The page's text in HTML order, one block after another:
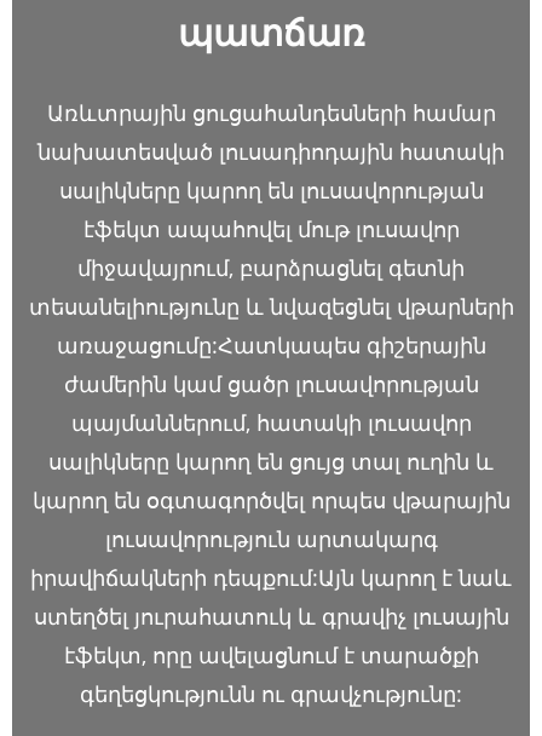
պատճառ
Առևտրային ցուցահանդեսների համար
նախատեսված լուսադիոդային հատակի
սալիկները կարող են լուսավորության
էֆեկտ ապահովել մութ լուսավոր
միջավայրում, բարձրացնել գետնի
տեսանելիությունը և նվազեցնել վթարների
առաջացումը:Հատկապես գիշերային
ժամերին կամ ցածր լուսավորության
պայմաններում, հատակի լուսավոր
սալիկները կարող են ցույց տալ ուղին և
կարող են օգտագործվել որպես վթարային
լուսավորություն արտակարգ
իրավիճակների դեպքում:Այն կարող է նաև
ստեղծել յուրահատուկ և գրավիչ լուսային
էֆեկտ, որը ավելացնում է տարածքի
գեղեցկությունն ու գրավչությունը: